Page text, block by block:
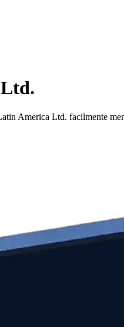
America Ltd. facilmente